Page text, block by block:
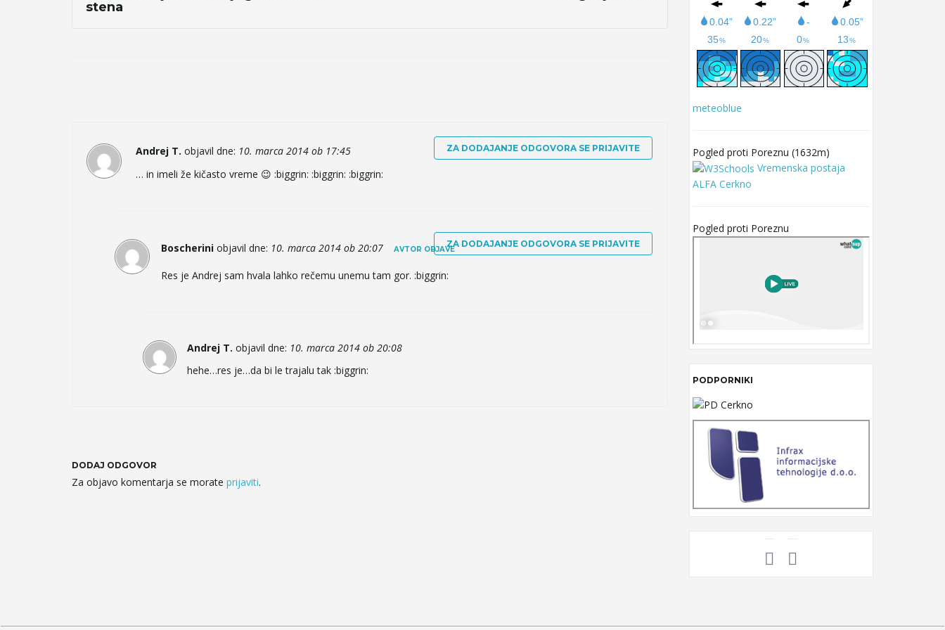
stena
Andrej T. objavil dne: 10. marca 2014 ob 17:45 ZA DODAJANJE ODGOVORA SE PRIJAVITE
… in imeli že kičasto vreme 😉 :biggrin: :biggrin: :biggrin:
Boscherini objavil dne: 10. marca 2014 ob 20:07 AVTOR OBJAVE
ZA DODAJANJE ODGOVORA SE PRIJAVITE
Res je Andrej sam hvala lahko rečemu unemu tam gor. :biggrin:
Andrej T. objavil dne: 10. marca 2014 ob 20:08
hehe…res je…da bi le trajalu tak :biggrin:
DODAJ ODGOVOR
Za objavo komentarja se morate prijaviti.
meteoblue
Pogled proti Poreznu (1632m)
Vremenska postaja
ALFA Cerkno
Pogled proti Poreznu
PODPORNIKI